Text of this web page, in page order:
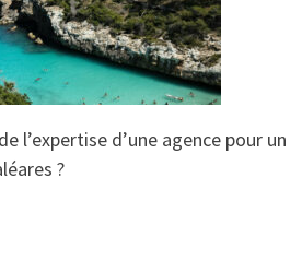
l’expertise d’une agence pour un
?